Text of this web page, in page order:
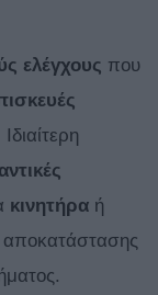
ελέγχους που
κινητήρα ή
αποκατάστασης